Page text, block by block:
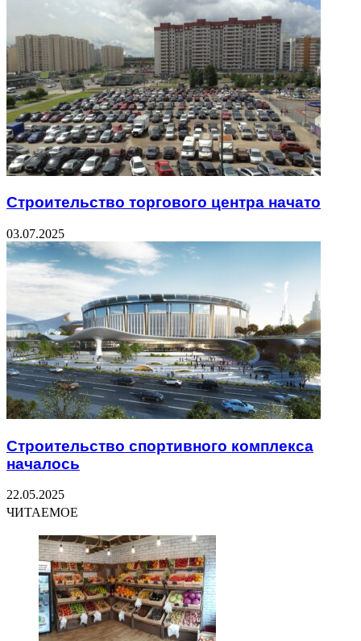
Строительство торгового центра начато
03.07.2025
Строительство спортивного комплекса
началось
22.05.2025
ЧИТАЕМОЕ